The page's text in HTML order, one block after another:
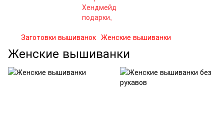
Заготовки вышиванок Женские вышиванки
Женские вышиванки